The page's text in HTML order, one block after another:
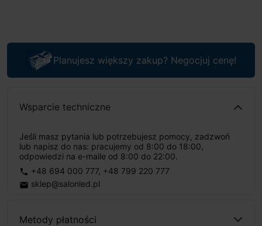
Planujesz większy zakup? Negocjuj cenę!
Wsparcie techniczne
Jeśli masz pytania lub potrzebujesz pomocy, zadzwoń
lub napisz do nas: pracujemy od 8:00 do 18:00,
odpowiedzi na e-maile od 8:00 do 22:00.
phone +48 694 000 777, +48 799 220 777
email sklep@salonled.pl
Metody płatności